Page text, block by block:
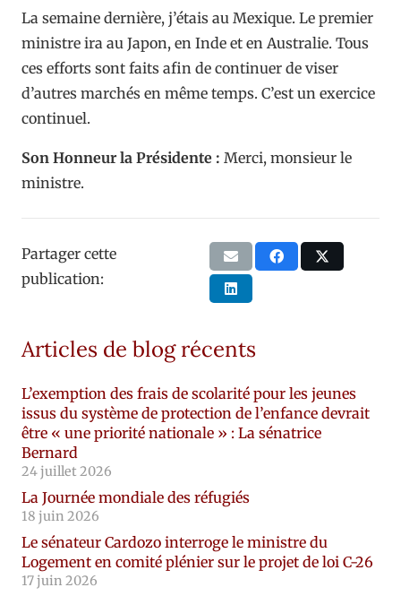
La semaine dernière, j’étais au Mexique. Le premier
ministre ira au Japon, en Inde et en Australie. Tous
ces efforts sont faits afin de continuer de viser
d’autres marchés en même temps. C’est un exercice
continuel.
Son Honneur la Présidente : Merci, monsieur le
ministre.
Partager cette
publication:
Articles de blog récents
L’exemption des frais de scolarité pour les jeunes
issus du système de protection de l’enfance devrait
être « une priorité nationale » : La sénatrice
Bernard
24 juillet 2026
La Journée mondiale des réfugiés
18 juin 2026
Le sénateur Cardozo interroge le ministre du
Logement en comité plénier sur le projet de loi C-26
17 juin 2026